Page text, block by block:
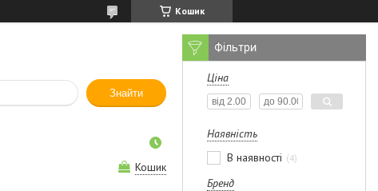
Кошик
Знайти
Кошик
Фільтри
Ціна
Наявність
В наявності
4
Бренд